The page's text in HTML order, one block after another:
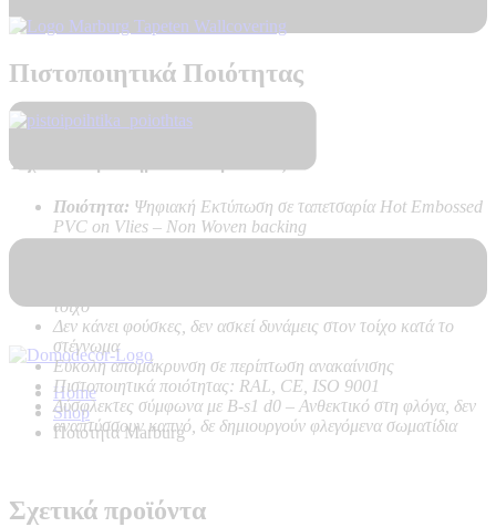
Home
Shop
Ποιοτητα Marburg
Πιστοποιητικά Ποιότητας
Τεχνικά Χαρακτηριστικά Προϊόντος:
Ποιότητα: Ψηφιακή Εκτύπωση σε ταπετσαρία Hot Embossed
PVC on Vlies – Non Woven backing
τοίχο
Δεν κάνει φούσκες, δεν ασκεί δυνάμεις στον τοίχο κατά το
στέγνωμα
Εύκολη απομάκρυνση σε περίπτωση ανακαίνισης
Πιστοποιητικά ποιότητας: RAL, CE, ISO 9001
Δύσφλεκτες σύμφωνα με B-s1 d0 – Ανθεκτικό στη φλόγα, δεν
αναπτύσσουν καπνό, δε δημιουργούν φλεγόμενα σωματίδια
Σχετικά προϊόντα